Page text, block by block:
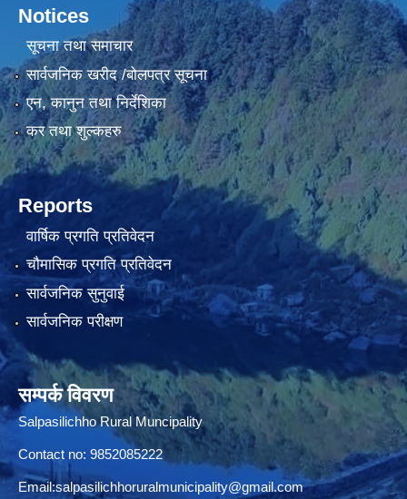
Notices
सूचना तथा समाचार
सार्वजनिक खरीद /बोलपत्र सूचना
एन, कानुन तथा निर्देशिका
कर तथा शुल्कहरु
Reports
वार्षिक प्रगति प्रतिवेदन
चौमासिक प्रगति प्रतिवेदन
सार्वजनिक सुनुवाई
सार्वजनिक परीक्षण
सम्पर्क विवरण
Salpasilichho Rural Muncipality
Contact no: 9852085222
Email:salpasilichhoruralmunicipality@gmail.com